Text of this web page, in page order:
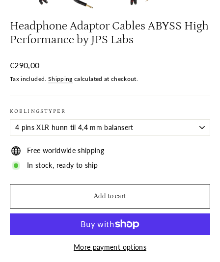
Headphone Adaptor Cables ABYSS High
Performance by JPS Labs
Regular
€290,00
Tax included. Shipping calculated at checkout.
KOBLINGSTYPER
Free worldwide shipping
In stock, ready to ship
Add to cart
More payment options